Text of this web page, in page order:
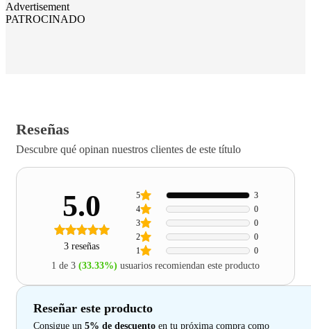
Advertisement
PATROCINADO
Reseñas
Descubre qué opinan nuestros clientes de este título
5.0
3 reseñas 1 0
2 0
3 0
4 0
5 3
1 de 3 (33.33%) usuarios recomiendan este producto
Reseñar este producto
Consigue un 5% de descuento en tu próxima compra como